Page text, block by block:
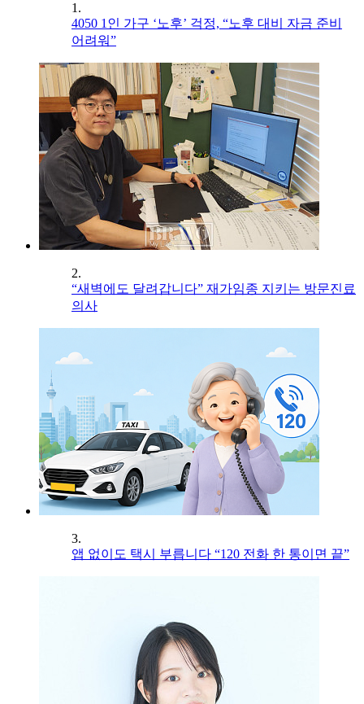
1.
4050 1인 가구 ‘노후’ 걱정, “노후 대비 자금 준비
어려워”
2.
“새벽에도 달려갑니다” 재가임종 지키는 방문진료
의사
3.
앱 없이도 택시 부릅니다 “120 전화 한 통이면 끝”